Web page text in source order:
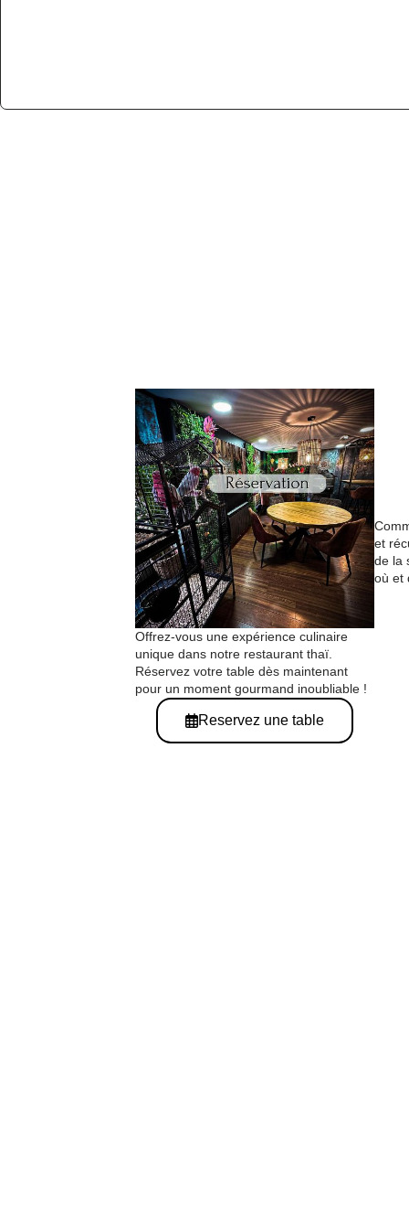
Offrez-vous une expérience culinaire
unique dans notre restaurant thaï.
Réservez votre table dès maintenant
pour un moment gourmand inoubliable !
Reservez une table
et
de la
où et